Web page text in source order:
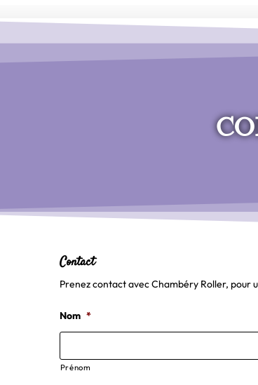
Contact
Prenez contact avec Chambéry Roller, pour
Nom *
Prénom